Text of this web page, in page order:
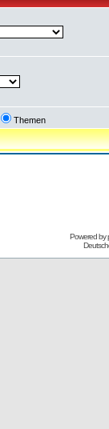
Themen
Powered by